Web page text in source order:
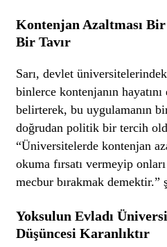
Kontenjan Azaltması
Bir Tavır
Sarı, devlet
binlerce kontenjanın
belirterek, bu uygulamanın
doğrudan politik bir tercih
“Üniversitelerde kontenjan
okuma fırsatı vermeyip
mecbur bırakmak demektir.”
Yoksulun Evladı
Düşüncesi Karanlıktır